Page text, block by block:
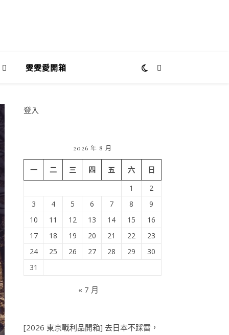
雯雯愛開箱
登入
2026 年 8 月
一 二 三 四 五 六
日
1
2
3
4 5 6 7 8
9
10
11 12 13 14 15
16
17
18 19 20 21 22
23
24
25 26 27 28 29
30
31
« 7 月
[2026 東京戰利品開箱] 去日本不踩雷，